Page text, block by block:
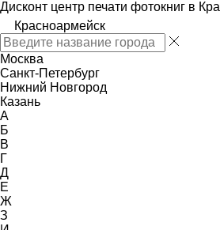
Дисконт центр печати фотокниг в
Красноармейск
Москва
Санкт-Петербург
Нижний Новгород
Казань
А
Б
В
Г
Д
Е
Ж
З